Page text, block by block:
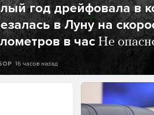
год дрейфовала в
в Луну на
в час Не
16 часов назад